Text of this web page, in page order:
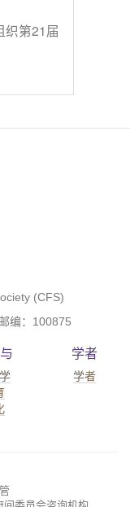
织第21届
(CFS)
编：100875
学者
学者